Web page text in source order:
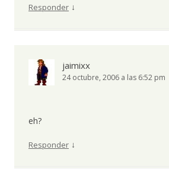
Responder ↓
jaimixx
24 octubre, 2006 a las 6:52 pm
eh?
Responder ↓